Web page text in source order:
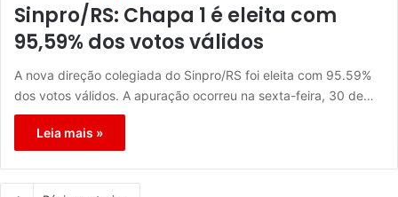
Sinpro/RS: Chapa 1 é eleita com
95,59% dos votos válidos
A nova direção colegiada do Sinpro/RS foi eleita com 95.59%
dos votos válidos. A apuração ocorreu na sexta-feira, 30 de…
Leia mais »